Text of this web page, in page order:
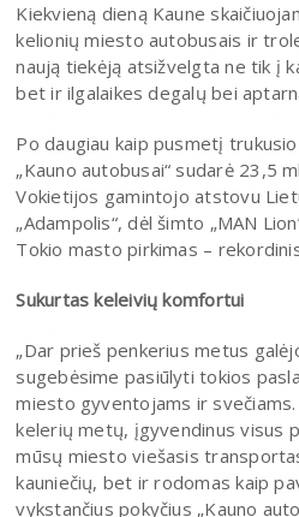
Kiekvieną dieną Kaune
kelionių miesto autobusais ir
naują tiekėją atsižvelgta ne tik į
bet ir ilgalaikes degalų bei
Po daugiau kaip pusmetį
„Kauno autobusai“ sudarė 23,5
Vokietijos gamintojo atstovu
„Adampolis“, dėl šimto „MAN
Tokio masto pirkimas –
Sukurtas keleivių komfortui
„Dar prieš penkerius metus
sugebėsime pasiūlyti tokios
miesto gyventojams ir
kelerių metų, įgyvendinus visus
mūsų miesto viešasis
kauniečių, bet ir rodomas kaip
vykstančius pokyčius „Kauno